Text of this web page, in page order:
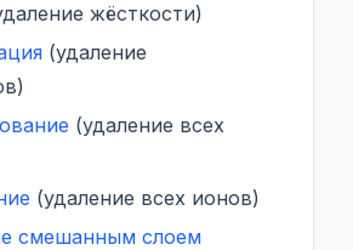
жёсткости)
(удаление
(удаление всех
(удаление всех ионов)
смешанным слоем